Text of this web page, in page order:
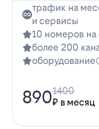
трафик на
и сервисы
10 номеров
более 200
оборудование
890₽ в месяц
1400